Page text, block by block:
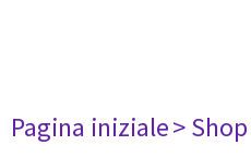
Pagina iniziale> Shop